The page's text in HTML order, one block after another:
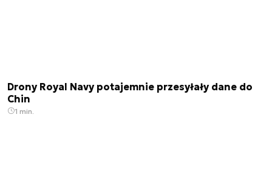
Drony Royal Navy potajemnie przesyłały dane do
Chin
1 min.